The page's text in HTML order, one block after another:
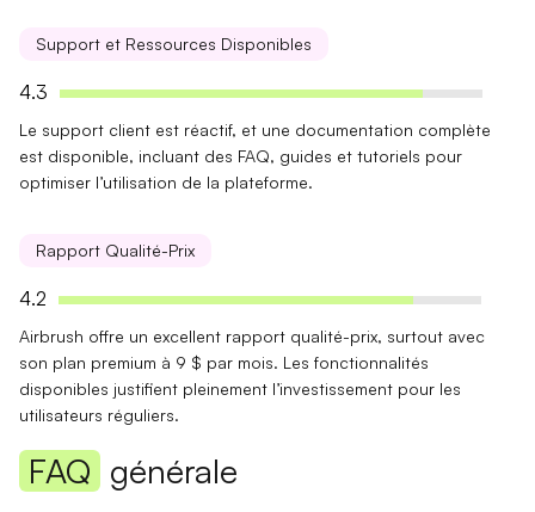
Support et Ressources Disponibles
4.3
Le support client est réactif, et une documentation complète
est disponible, incluant des FAQ, guides et tutoriels pour
optimiser l’utilisation de la plateforme.
Rapport Qualité-Prix
4.2
Airbrush offre un excellent rapport qualité-prix, surtout avec
son plan premium à 9 $ par mois. Les fonctionnalités
disponibles justifient pleinement l’investissement pour les
utilisateurs réguliers.
FAQ générale